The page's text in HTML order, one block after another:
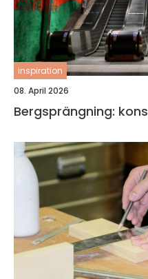
inspiration
08. April 2026
Bergsprängning: